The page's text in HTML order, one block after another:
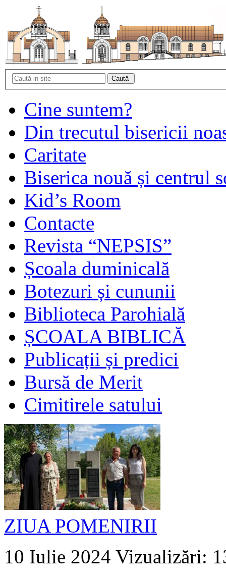
Cine suntem?
Din trecutul bisericii
Caritate
Biserica nouă și centrul
Kid’s Room
Contacte
Revista “NEPSIS”
Școala duminicală
Botezuri și cununii
Biblioteca Parohială
ȘCOALA BIBLICĂ
Publicații și predici
Bursă de Merit
Cimitirele satului
ZIUA POMENIRII
10 Iulie 2024 Vizualizări: